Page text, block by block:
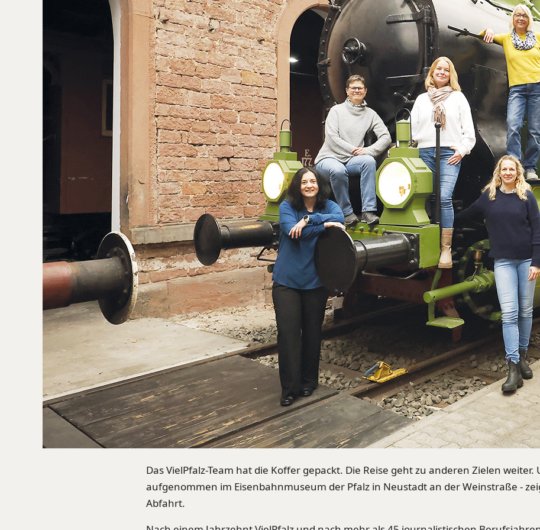
Das VielPfalz-Team hat die Koffer gepackt. Die Reise geht zu anderen Zielen weiter.
aufgenommen im Eisenbahnmuseum der Pfalz in Neustadt an der Weinstraße -
Abfahrt.